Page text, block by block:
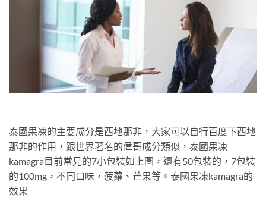
泰國果凍的主要成分是西地那非，大家可以自行百度下西地
那非的作用，跟世界著名的偉哥成分類似，泰國果凍
kamagra目前常見的7小包裝如上圖，還有50包裝的，7包裝
的100mg，不同口味，菠蘿、芒果等。泰國果凍kamagra的
效果